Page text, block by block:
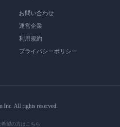
お問い合わせ
運営企業
利用規約
プライバシーポリシー
Inc. All rights reserved.
希望の方はこちら